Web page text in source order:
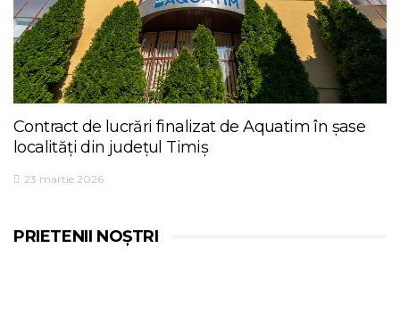
Contract de lucrări finalizat de Aquatim în șase
localități din județul Timiș
23 martie 2026
PRIETENII NOȘTRI